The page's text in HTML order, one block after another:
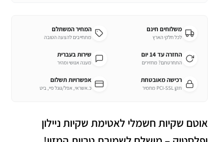
משלוחים חינם
לכל חלקי הארץ
המחיר המשתלם
מתחייבים להצעה הטובה
החזרה עד 14 יום
התחרטתם? מחזירים
שירות בעברית
מענה אנושי ומהיר
רכישה מאובטחת
תקן PCI-SSL מחמיר
אפשרויות תשלום
כ.אשראי, אפל/גוגל פיי, ביט
אוטם שקיות חשמלי לאטימת שקיות ניילון